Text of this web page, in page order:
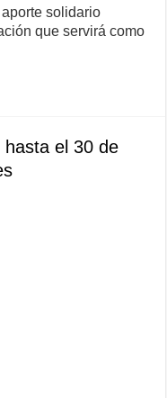
solidario
que servirá como
hasta el 30 de